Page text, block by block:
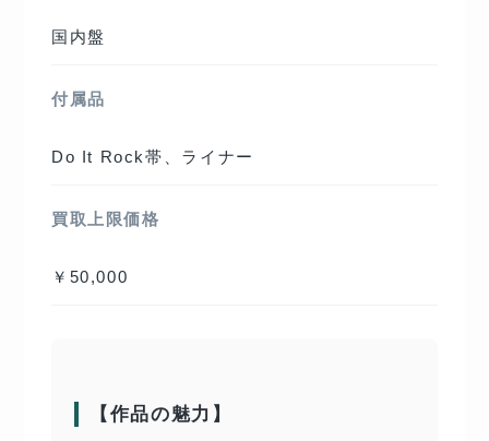
国内盤
付属品
Do It Rock帯、ライナー
買取上限価格
￥50,000
【作品の魅力】